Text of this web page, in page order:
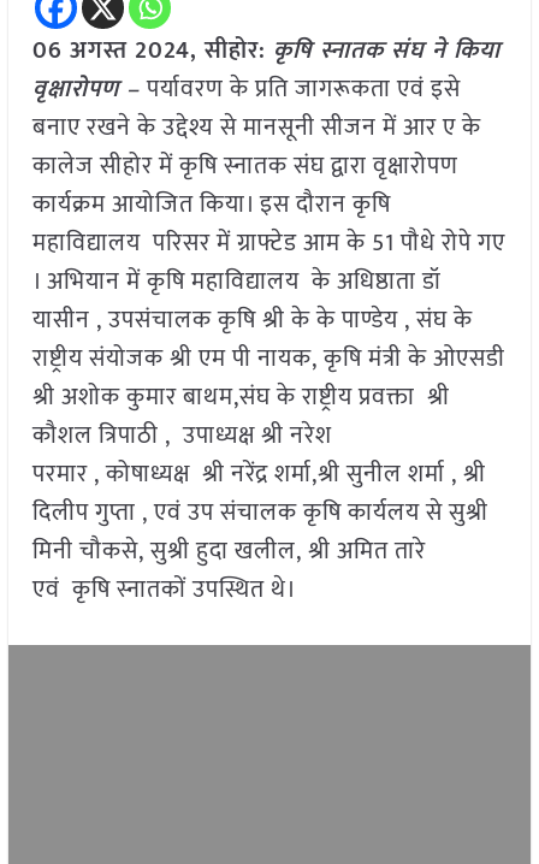
06 अगस्त 2024, सीहोर: कृषि स्नातक संघ ने किया
वृक्षारोपण –पर्यावरण के प्रति जागरूकता एवं इसे
बनाए रखने के उद्देश्य से मानसूनी सीजन में आर ए के
कालेज सीहोर में कृषि स्नातक संघ द्वारा वृक्षारोपण
कार्यक्रम आयोजित किया। इस दौरान कृषि
महाविद्यालय परिसर में ग्राफ्टेड आम के 51 पौधे रोपे गए
। अभियान में कृषि महाविद्यालय के अधिष्ठाता डॉ
यासीन , उपसंचालक कृषि श्री के के पाण्डेय , संघ के
राष्ट्रीय संयोजक श्री एम पी नायक, कृषि मंत्री के ओएसडी
श्री अशोक कुमार बाथम,संघ के राष्ट्रीय प्रवक्ता श्री
कौशल त्रिपाठी , उपाध्यक्ष श्री नरेश
परमार , कोषाध्यक्ष श्री नरेंद्र शर्मा,श्री सुनील शर्मा , श्री
दिलीप गुप्ता , एवं उप संचालक कृषि कार्यलय से सुश्री
मिनी चौकसे, सुश्री हुदा खलील, श्री अमित तारे
एवं कृषि स्नातकों उपस्थित थे।